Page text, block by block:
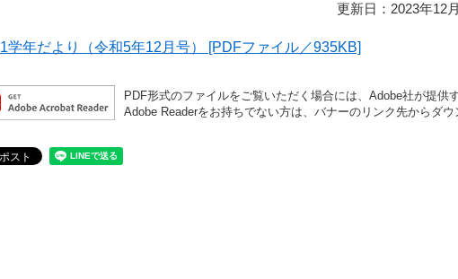
更新日：2023年12
1学年だより（令和5年12月号） [PDFファイル／935KB]
PDF形式のファイルをご覧いただく場合には、Adobe社が提供
Adobe Readerをお持ちでない方は、バナーのリンク先からダウ